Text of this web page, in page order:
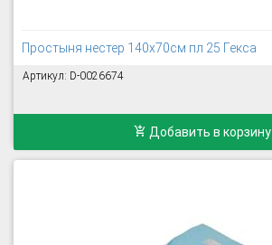
Простыня нестер 140х70см пл 25 Гекса
Артикул: D-0026674
Добавить в корзину